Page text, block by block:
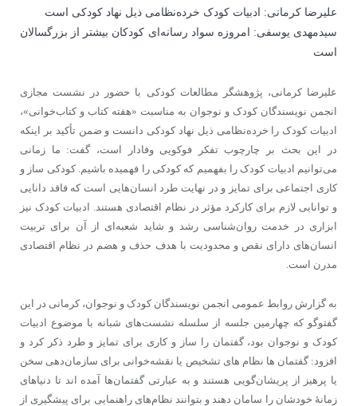
علیرضا کرمانی: ادبیات کودک خرده‌نظامی ذیل نهاد کودکی است
سیدمهدی یوسفی: امروزه سواد رسانه‌ای کودکان بیشتر از بزرگسالان
است
علیرضا کرمانی، پژوهشگر مطالعات کودکی با حضور در نشست مجازی
انجمن نویسندگان کودک و نوجوان به مناسبت «هفته کتاب و کتاب‌خوانی»،
ادبیات کودک را خرده‌نظامی ذیل نهاد کودکی دانست و ضمن تأکید بر اینکه
در این بحث بر چارچوب تفکر فوکویی وفادار است، گفت: ما زمانی
می‌توانیم ادبیات کودک را بفهمیم که کودکی را فهمیده باشیم. کودکی ساز و
کاری اجتماعی برای تمایز و در نهایت طرد انسان‌هایی است که فاقد دانایی
و توانایی لازم برای کارکرد مؤثر در نظام اقتصادی هستند. ادبیات کودک نیز
ابزاری در خدمت روان‌شناسی رشد و شاید شعبه‌ای از آن برای تربیت
انسان‌های دارای نقص و محدودیت با هدف حذف و هضم در نظام اقتصادی
مدرن است.
به گزارش روابط عمومی انجمن نویسندگان کودک و نوجوان، کرمانی در این
گفت‎وگو که چهارمین جلسه از سلسله نشست‌های شبانه با موضوع ادبیات
کودک و نوجوان بود، گفتمان را ساز و کاری برای تمایز و طرد ذکر کرد و
افزود: گفتمان ها نظام های تشخیص یا نقشه‌خوانی برای سازمان‌دهی سخن
یا پرهیز از پریشان‌گویی هستند و به عبارتی گفتمان‌ها آمده اند تا دنیاهای
زمانۀ خودشان را سامان دهند و بتوانند نظام‌های راهنمایی برای پیشگیری از